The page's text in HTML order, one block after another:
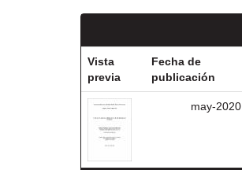
Vista
previa
Fecha de
publicación
may-2020